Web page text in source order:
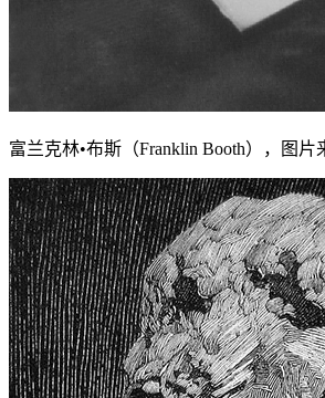
富兰克林•布斯（Franklin Booth），图片